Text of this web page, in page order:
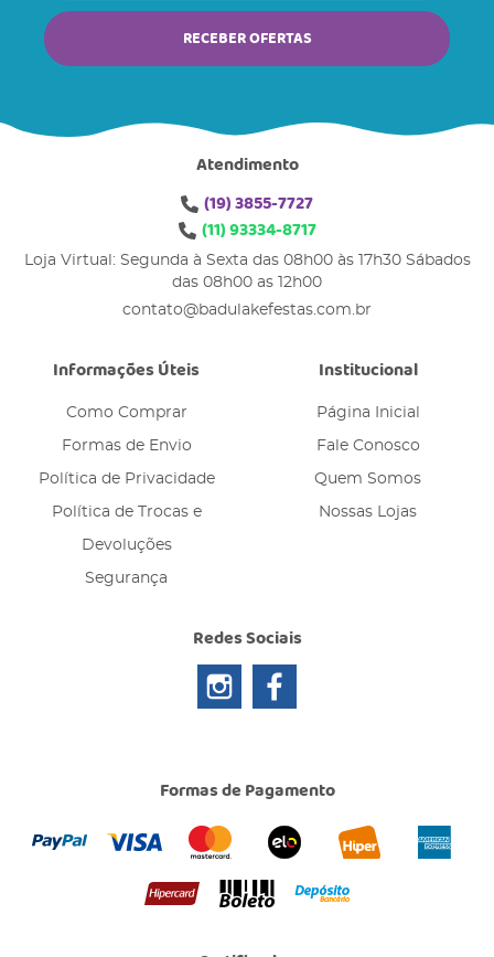
RECEBER OFERTAS
Atendimento
(19)3855-7727
(11)93334-8717
Loja Virtual: Segunda à Sexta das 08h00 às 17h30 Sábados
das 08h00 as 12h00
contato@badulakefestas.com.br
Informações Úteis
Como Comprar
Formas de Envio
Política de Privacidade
Política de Trocas e
Devoluções
Segurança
Institucional
Página Inicial
Fale Conosco
Quem Somos
Nossas Lojas
Redes Sociais
Formas de Pagamento